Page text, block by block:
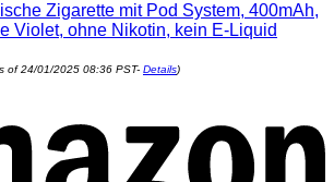
Zigarette mit Pod System, 400mAh,
Violet, ohne Nikotin, kein E-Liquid
of 24/01/2025 08:36 PST- Details)